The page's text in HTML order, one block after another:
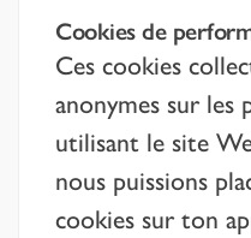
Cookies de
Ces cookies
anonymes sur les
utilisant le site
nous puissions
cookies sur ton